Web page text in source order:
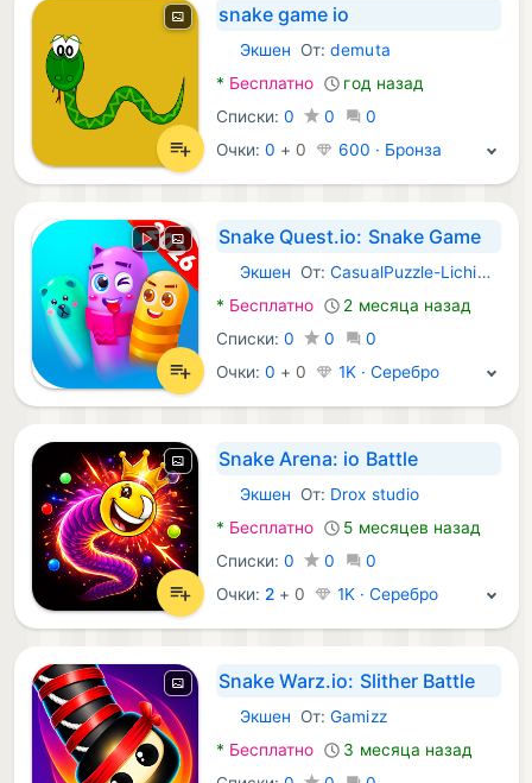
snake game io
Android Игры:
Экшен От:demuta
* Бесплатно
год назад
Списки:0 0
0
Очки: 0 + 0 600 · Бронза
Snake Quest.io: Snake Game
Android Игры:
Экшен От:CasualPuzzle-LichiSmileGame
* Бесплатно
2 месяца назад
Списки:0 0
0
Очки: 0 + 0 1K · Серебро
Snake Arena: io Battle
Android Игры:
Экшен От: Drox studio
* Бесплатно
5 месяцев назад
Списки:0 0
0
Очки: 2 + 0 1K · Серебро
Snake Warz.io: Slither Battle
Android Игры:
Экшен От:Gamizz
* Бесплатно
3 месяца назад